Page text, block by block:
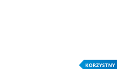
KORZYSTNY